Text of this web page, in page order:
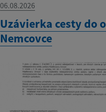
06.08.2026
Uzávierka cesty do
Nemcovce